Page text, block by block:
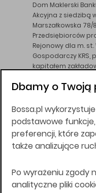
Dom Maklerski
Akcyjna z siedzibą
Marszałkowska
Przedsiębiorców
Rejonowy dla m. st.
Gospodarczy KRS,
kapitałem
DM BOŚ działa na
Wszelkie
informacje o
kierowane do
zamieszkania lub
Japonii, ani w
taki materiał
których zgodne z
Dbamy o
Bossa.pl
podstawowe
preferencji, które
także analizujące
Po wyrażeniu zgody
analityczne pliki